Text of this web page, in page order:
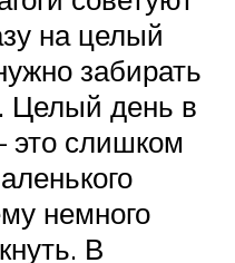
на целый
забирать
день в
это слишком
немного
В